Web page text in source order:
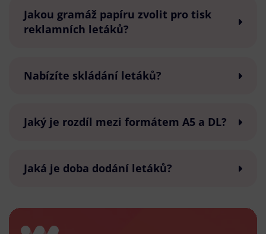
Jakou gramáž papíru zvolit pro tisk
reklamních letáků?
Nabízíte skládání letáků?
Jaký je rozdíl mezi formátem A5 a DL?
Jaká je doba dodání letáků?